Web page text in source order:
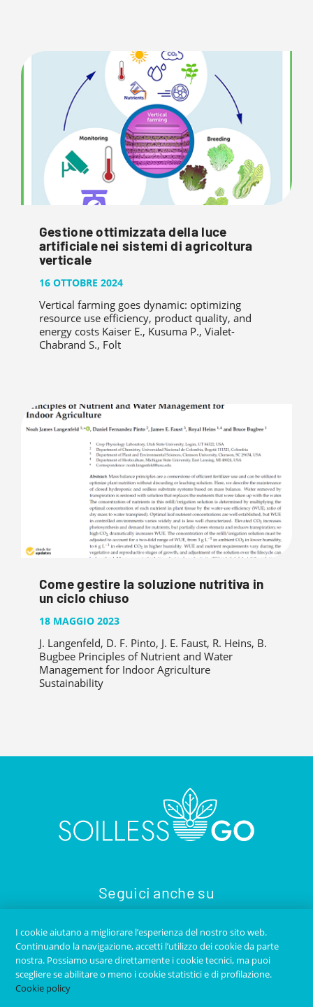
Gestione ottimizzata della luce
artificiale nei sistemi di agricoltura
verticale
16 OTTOBRE 2024
Vertical farming goes dynamic: optimizing
resource use efficiency, product quality, and
energy costs Kaiser E., Kusuma P., Vialet-
Chabrand S., Folt
Come gestire la soluzione nutritiva in
un ciclo chiuso
18 MAGGIO 2023
J. Langenfeld, D. F. Pinto, J. E. Faust, R. Heins, B.
Bugbee Principles of Nutrient and Water
Management for Indoor Agriculture
Sustainability
Seguici anche su
I cookie aiutano a migliorare l’esperienza del nostro sito web.
Continuando la navigazione, accetti l’utilizzo dei cookie da parte
nostra. Possiamo usare direttamente i cookie tecnici, ma puoi
scegliere se abilitare o meno i cookie statistici e di profilazione.
Cookie policy